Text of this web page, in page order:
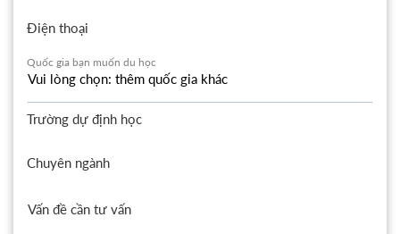
Điện thoại
Quốc gia bạn muốn du học
Trường dự định học
Chuyên ngành